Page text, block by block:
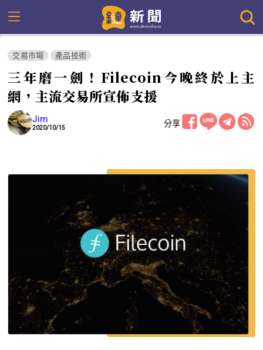
交易市場 產品技術
三年磨一劍！Filecoin今晚終於上主
網，主流交易所宣佈支援
Jim
2020/10/15 分享